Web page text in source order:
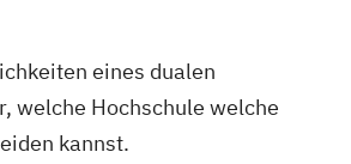
eines dualen
welche Hochschule welche
kannst.